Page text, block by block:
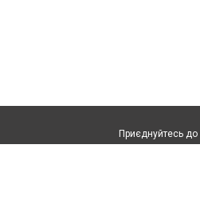
Приєднуйтесь до